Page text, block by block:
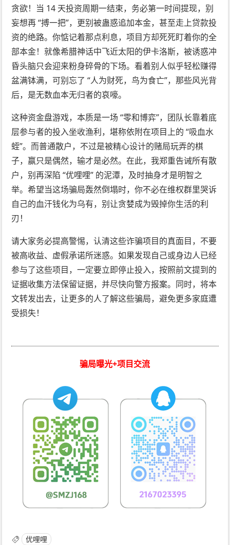
贪欲！当 14 天投资周期一结束，务必第一时间提现，别
妄想再 “搏一把”，更别被蛊惑追加本金，甚至走上贷款投
资的绝路。你惦记着那点利息，项目方却死死盯着你的全
部本金！就像希腊神话中飞近太阳的伊卡洛斯，被诱惑冲
昏头脑只会迎来粉身碎骨的下场。看着别人似乎轻松赚得
盆满钵满，可别忘了 “人为财死，鸟为食亡”，那些风光背
后，是无数血本无归者的哀嚎。
这种资金盘游戏，本质是一场 “零和博弈”，团队长靠着底
层参与者的投入坐收渔利，堪称依附在项目上的 “吸血水
蛭”。而普通散户，不过是被精心设计的赌局玩弄的棋
子，赢只是偶然，输才是必然。在此，我郑重告诫所有散
户，别再深陷 “优哩哩” 的泥潭，及时抽身才是明智之
举。希望当这场骗局轰然倒塌时，你不必在维权群里哭诉
自己的血汗钱化为乌有，别让贪婪成为毁掉你生活的利
刃！
请大家务必提高警惕，认清这些诈骗项目的真面目，不要
被高收益、虚假承诺所迷惑。如果发现自己或身边人已经
参与了这些项目，一定要立即停止投入，按照前文提到的
证据收集方法保留证据，并尽快向警方报案。同时，将本
文转发出去，让更多的人了解这些骗局，避免更多家庭遭
受损失！
骗局曝光+项目交流
优哩哩